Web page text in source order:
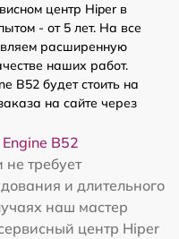
центр Hiper в
- от 5 лет. На все
расширенную
наших работ.
B52 будет стоить на
на сайте через
B52
не требует
и длительного
наш мастер
центр Hiper